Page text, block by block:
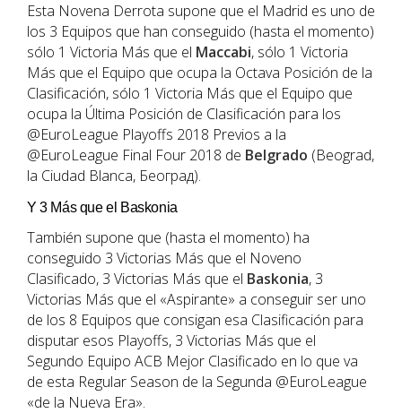
Esta Novena Derrota supone que el Madrid es uno de
los 3 Equipos que han conseguido (hasta el momento)
sólo 1 Victoria Más que el Maccabi, sólo 1 Victoria
Más que el Equipo que ocupa la Octava Posición de la
Clasificación, sólo 1 Victoria Más que el Equipo que
ocupa la Última Posición de Clasificación para los
@EuroLeague Playoffs 2018 Previos a la
@EuroLeague Final Four 2018 de Belgrado (Beograd,
la Ciudad Blanca, Беoград).
Y 3 Más que el Baskonia
También supone que (hasta el momento) ha
conseguido 3 Victorias Más que el Noveno
Clasificado, 3 Victorias Más que el Baskonia, 3
Victorias Más que el «Aspirante» a conseguir ser uno
de los 8 Equipos que consigan esa Clasificación para
disputar esos Playoffs, 3 Victorias Más que el
Segundo Equipo ACB Mejor Clasificado en lo que va
de esta Regular Season de la Segunda @EuroLeague
«de la Nueva Era».